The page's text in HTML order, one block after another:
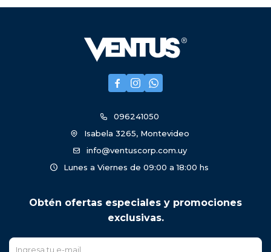
  
096241050
Isabela 3265, Montevideo
info@ventuscorp.com.uy
Lunes a Viernes de 09:00 a 18:00 hs
Obtén ofertas especiales y promociones
exclusivas.